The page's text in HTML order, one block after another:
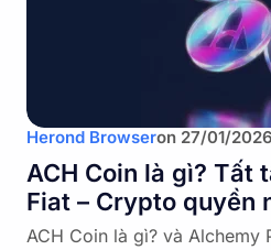
Herond Browseron 27/01/2026
ACH Coin là gì? Tất
Fiat – Crypto quyền
ACH Coin là gì? và Alchemy